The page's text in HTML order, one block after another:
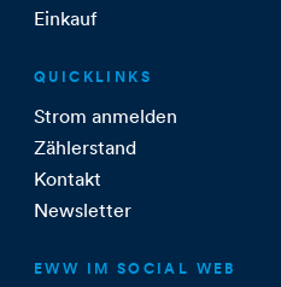
Einkauf
QUICKLINKS
Strom anmelden
Zählerstand
Kontakt
Newsletter
EWW IM SOCIAL WEB